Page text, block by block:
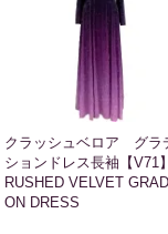
クラッシュベロア グラ
ションドレス長袖【V71
RUSHED VELVET
ON DRESS